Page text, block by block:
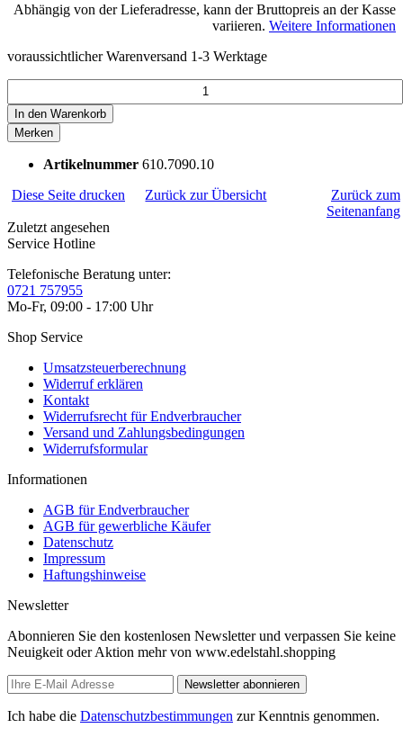
Abhängig von der Lieferadresse, kann der Bruttopreis an der Kasse
variieren. Weitere Informationen
voraussichtlicher Warenversand 1-3 Werktage
In den Warenkorb
Merken
Artikelnummer 610.7090.10
Diese Seite drucken
Zurück zur Übersicht
Zurück zum
Seitenanfang
Zuletzt angesehen
Service Hotline
Telefonische Beratung unter:
0721 757955
Mo-Fr, 09:00 - 17:00 Uhr
Shop Service
Umsatzsteuerberechnung
Widerruf erklären
Kontakt
Widerrufsrecht für Endverbraucher
Versand und Zahlungsbedingungen
Widerrufsformular
Informationen
AGB für Endverbraucher
AGB für gewerbliche Käufer
Datenschutz
Impressum
Haftungshinweise
Newsletter
Abonnieren Sie den kostenlosen Newsletter und verpassen Sie keine
Neuigkeit oder Aktion mehr von www.edelstahl.shopping
Newsletter abonnieren
Ich habe die Datenschutzbestimmungen zur Kenntnis genommen.